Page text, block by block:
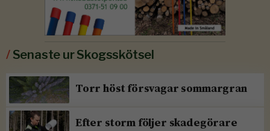
/Senaste ur Skogsskötsel
Torr höst försvagar sommargran
Efter storm följer skadegörare